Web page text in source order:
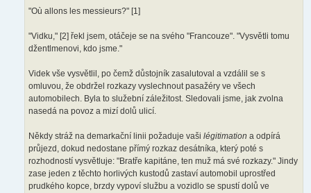
"Où allons les messieurs?" [1]
"Vidku," [2] řekl jsem, otáčeje se na svého "Francouze". "Vysvětli tomu
džentlmenovi, kdo jsme."
Videk vše vysvětlil, po čemž důstojník zasalutoval a vzdálil se s
omluvou, že obdržel rozkazy vyslechnout pasažéry ve všech
automobilech. Byla to služební záležitost. Sledovali jsme, jak zvolna
nasedá na povoz a mizí dolů ulicí.
Někdy stráž na demarkační linii požaduje vaši légitimation a odpírá
průjezd, dokud nedostane přímý rozkaz desátníka, který poté s
rozhodností vysvětluje: "Bratře kapitáne, ten muž má své rozkazy." Jindy
zase jeden z těchto horlivých kustodů zastaví automobil uprostřed
prudkého kopce, brzdy vypoví službu a vozidlo se spustí dolů ve